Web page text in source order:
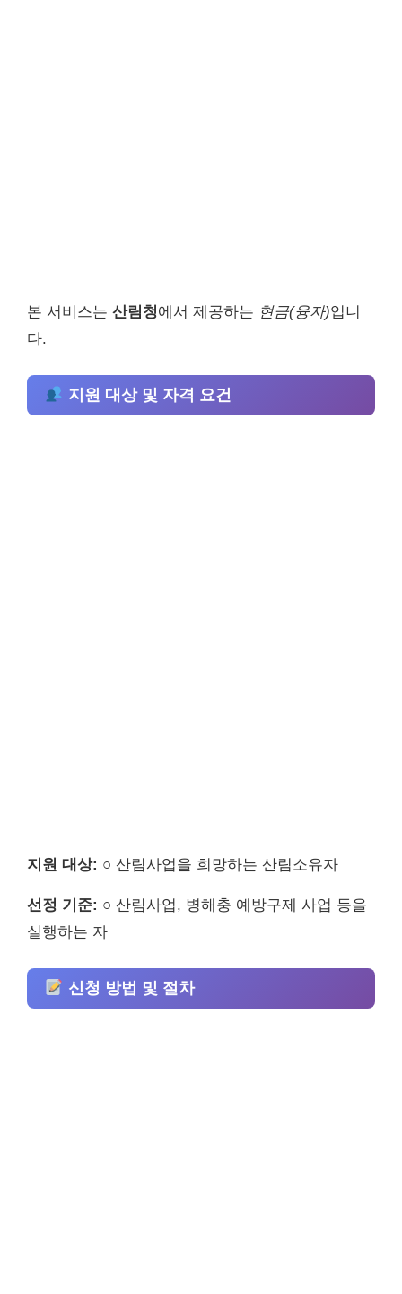
본 서비스는 산림청에서 제공하는 현금(융자)입니
다.
지원 대상 및 자격 요건
지원 대상: ○ 산림사업을 희망하는 산림소유자
선정 기준: ○ 산림사업, 병해충 예방구제 사업 등을
실행하는 자
신청 방법 및 절차